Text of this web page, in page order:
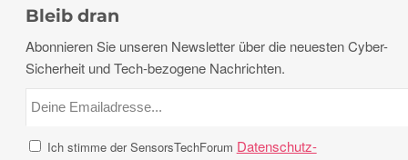
Bleib dran
Abonnieren Sie unseren Newsletter über die neuesten Cyber-
Sicherheit und Tech-bezogene Nachrichten.
Ich stimme der SensorsTechForum Datenschutz-